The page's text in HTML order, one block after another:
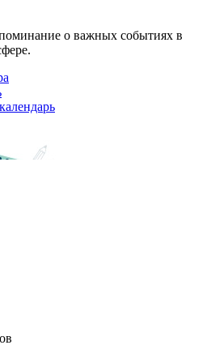
о важных событиях в